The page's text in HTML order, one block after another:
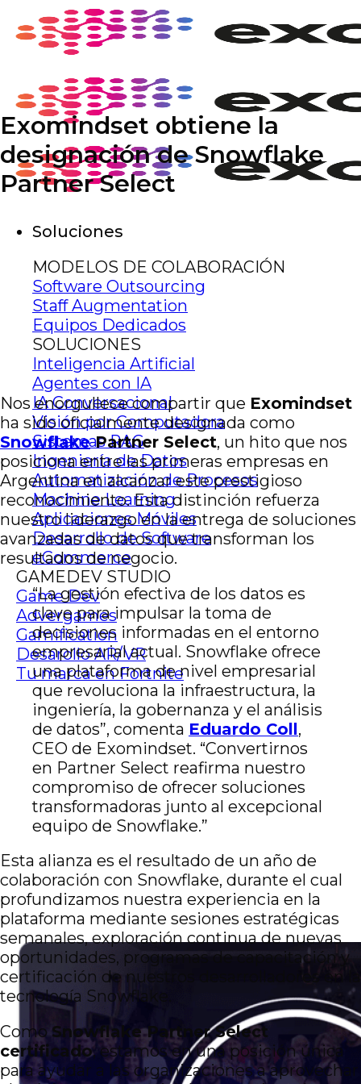
contenido
Soluciones
MODELOS DE COLABORACIÓN
Software Outsourcing
Staff Augmentation
Equipos Dedicados
SOLUCIONES
Inteligencia Artificial
Agentes con IA
IA Conversacional
Visión por Computadora
Sistemas RAG
Ingeniería de Datos
Automatización de Procesos
Machine Learning
Aplicaciones Móviles
Desarrollo de Software
eCommerce
GAMEDEV STUDIO
Game Dev
Advergames
Gamification
Desarollo AR/VR
Tu marca en Fortnite
Exomindset obtiene la
designación de Snowflake
Partner Select
Nos enorgullece compartir que Exomindset
ha sido oficialmente designada como
SnowflakePartner Select, un hito que nos
posiciona entre las primeras empresas en
Argentina en alcanzar este prestigioso
reconocimiento. Esta distinción refuerza
nuestro liderazgo en la entrega de soluciones
avanzadas de datos que transforman los
resultados de negocio.
“La gestión efectiva de los datos es
clave para impulsar la toma de
decisiones informadas en el entorno
empresarial actual. Snowflake ofrece
una plataforma de nivel empresarial
que revoluciona la infraestructura, la
ingeniería, la gobernanza y el análisis
de datos”, comenta Eduardo Coll,
CEO de Exomindset. “Convertirnos
en Partner Select reafirma nuestro
compromiso de ofrecer soluciones
transformadoras junto al excepcional
equipo de Snowflake.”
Esta alianza es el resultado de un año de
colaboración con Snowflake, durante el cual
profundizamos nuestra experiencia en la
plataforma mediante sesiones estratégicas
semanales, exploración continua de nuevas
oportunidades, programas de capacitación y
certificación de nuestros desarrolladores en la
tecnología Snowflake.
Como Snowflake Partner Select
certificado, estamos en una posición única
para ayudar a las organizaciones a aprovechar